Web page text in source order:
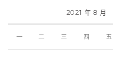
2021 年 8 月
一 二 三 四 五